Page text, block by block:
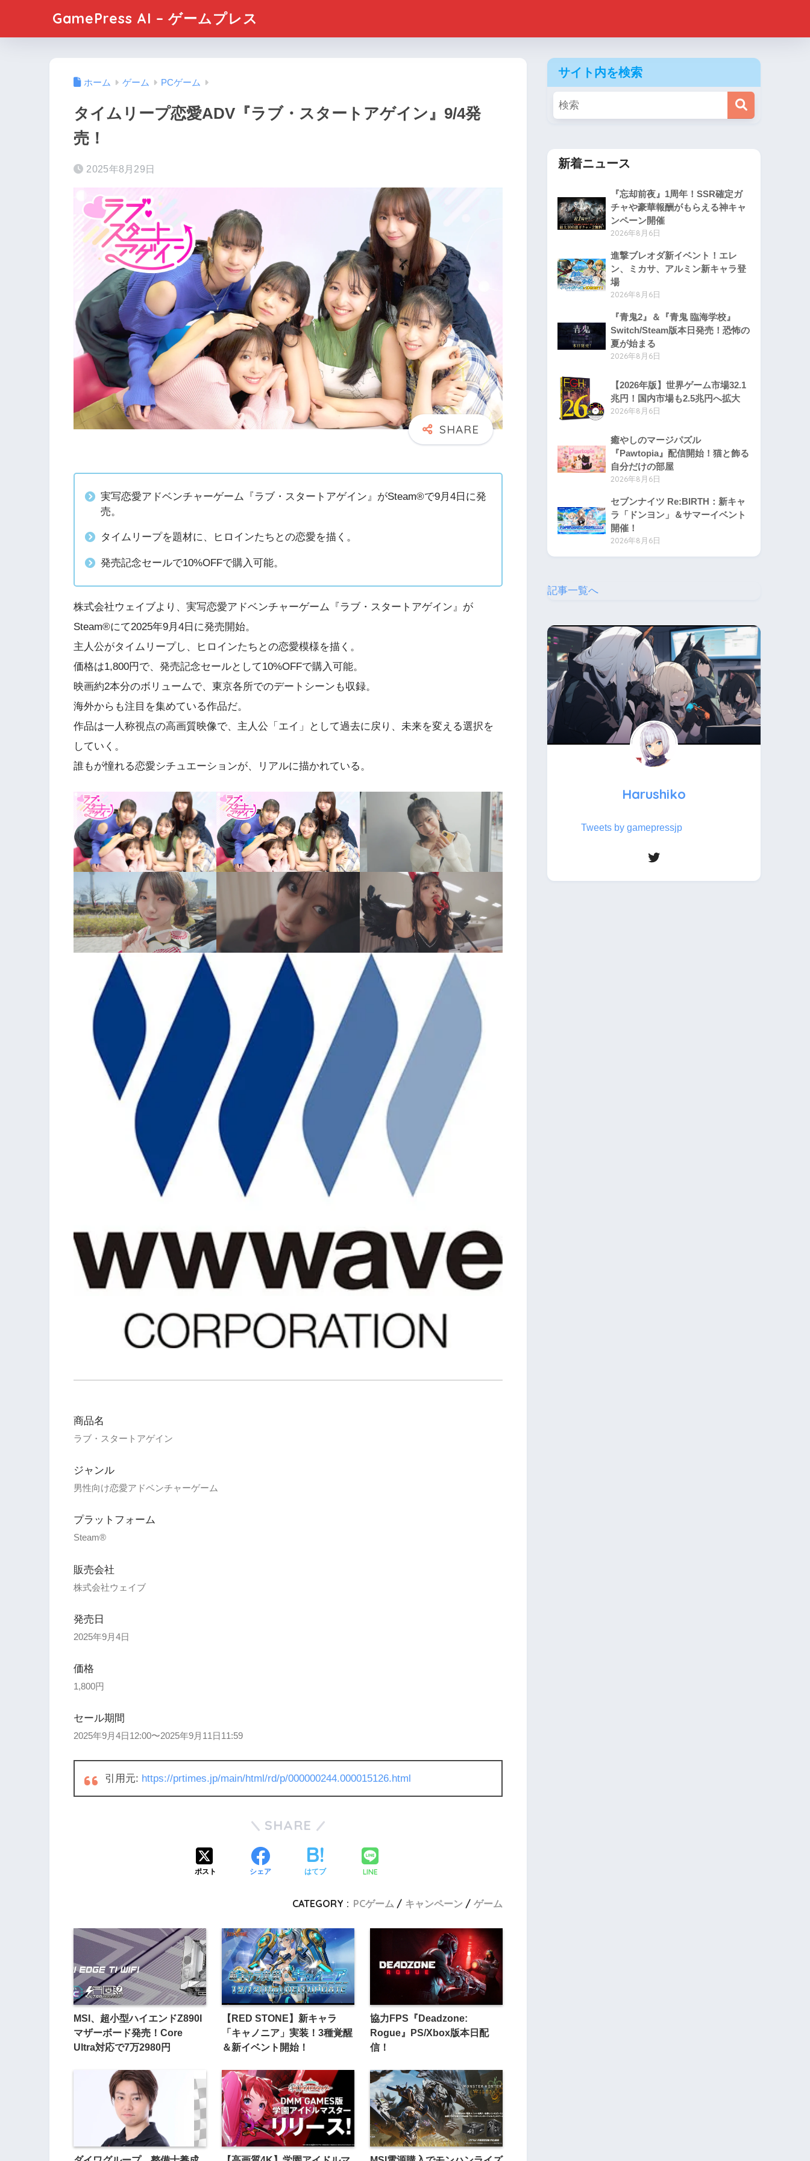
GamePress AI – ゲームプレス
ホーム ゲーム PCゲーム
タイムリープ恋愛ADV『ラブ・スタートアゲイン』9/4発
売！
2025年8月29日
実写恋愛アドベンチャーゲーム『ラブ・スタートアゲイン』がSteam®で9月4日に発
売。
タイムリープを題材に、ヒロインたちとの恋愛を描く。
発売記念セールで10%OFFで購入可能。
株式会社ウェイブより、実写恋愛アドベンチャーゲーム『ラブ・スタートアゲイン』が
Steam®にて2025年9月4日に発売開始。
主人公がタイムリープし、ヒロインたちとの恋愛模様を描く。
価格は1,800円で、発売記念セールとして10%OFFで購入可能。
映画約2本分のボリュームで、東京各所でのデートシーンも収録。
海外からも注目を集めている作品だ。
作品は一人称視点の高画質映像で、主人公「エイ」として過去に戻り、未来を変える選択を
していく。
誰もが憧れる恋愛シチュエーションが、リアルに描かれている。
商品名
ラブ・スタートアゲイン
ジャンル
男性向け恋愛アドベンチャーゲーム
プラットフォーム
Steam®
販売会社
株式会社ウェイブ
発売日
2025年9月4日
価格
1,800円
セール期間
2025年9月4日12:00〜2025年9月11日11:59
引用元: https://prtimes.jp/main/html/rd/p/000000244.000015126.html
SHARE
ポスト シェア はてブ LINE
CATEGORY : PCゲーム キャンペーン ゲーム
MSI、超小型ハイエンドZ890I
マザーボード発売！Core
Ultra対応で7万2980円
【RED STONE】新キャラ
「キャノニア」実装！3種覚醒
＆新イベント開始！
協力FPS『Deadzone:
Rogue』PS/Xbox版本日配
信！
サイト内を検索
新着ニュース
『忘却前夜』1周年！SSR確定ガ
チャや豪華報酬がもらえる神キャ
ンペーン開催
2026年8月6日
進撃ブレオダ新イベント！エレ
ン、ミカサ、アルミン新キャラ登
場
2026年8月6日
『青鬼2』＆『青鬼 臨海学校』
Switch/Steam版本日発売！恐怖の
夏が始まる
2026年8月6日
【2026年版】世界ゲーム市場32.1
兆円！国内市場も2.5兆円へ拡大
2026年8月6日
癒やしのマージパズル
『Pawtopia』配信開始！猫と飾る
自分だけの部屋
2026年8月6日
セブンナイツ Re:BIRTH：新キャ
ラ「ドンヨン」＆サマーイベント
開催！
2026年8月6日
記事一覧へ
Harushiko
Tweets by gamepressjp